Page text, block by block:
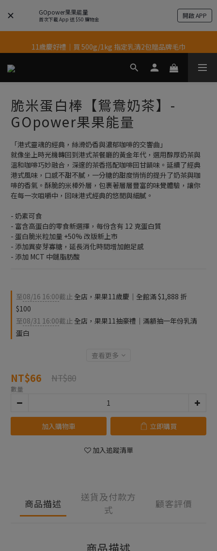
GOpower果果能量
首次下載 App 送 $50 購物金 開啟 APP
果果11歲慶｜App 下單享 5% 購物金回饋
結帳輸入優惠代碼【gopower】享全單95折優惠！
11歲慶好禮｜買 500g/1kg 指定乳清2包贈品牌毛巾
果果11歲慶｜App 下單享 5% 購物金回饋
脆米蛋白棒【鴛鴦奶茶】-
GOpower果果能量
「港式靈魂的經典，絲滑奶香與濃郁咖啡的交響曲」
就像坐上時光機轉回到港式茶餐廳的黃金年代，選用醇厚奶茶與
溫和咖啡巧妙融合，深邃的茶香搭配咖啡回甘韻味。延續了經典
港式風味，口感不甜不膩，一分糖的甜度悄悄的提升了奶茶與咖
啡的香氣。酥脆的米棒外層，包裹著層層豐富的味覺體驗，讓你
在每一次咀嚼中，回味港式經典的悠閒與細膩。
- 奶素可食
- 富含高蛋白的零食新選擇，每份含有 12 克蛋白質
- 蛋白脆米粒加量 +50% 改版新上市
- 添加異麥芽寡糖，延長消化時間增加飽足感
- 添加 MCT 中鏈脂肪酸
至08/16 16:00截止 全店，果果11歲慶｜全館滿 $1,888 折
$100
至08/31 16:00截止 全店，果果11抽豪禮｜滿額抽一年份乳清
蛋白
查看更多
NT$66 NT$80
數量
加入購物車 立即購買
加入追蹤清單
商品描述
送貨及付款方
式
顧客評價
商品描述